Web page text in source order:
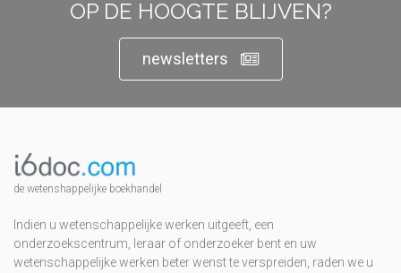
OP DE HOOGTE BLIJVEN?
newsletters
de wetenshappelijke boekhandel
Indien u wetenschappelijke werken uitgeeft, een
onderzoekscentrum, leraar of onderzoeker bent en uw
wetenschappelijke werken beter wenst te verspreiden, raden we u